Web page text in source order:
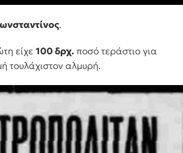
.
είχε 100 δρχ. ποσό τεράστιο για
τουλάχιστον αλμυρή.